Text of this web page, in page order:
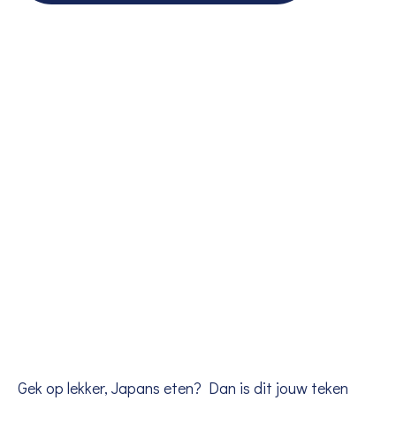
Gek op lekker, Japans eten? Dan is dit jouw teken